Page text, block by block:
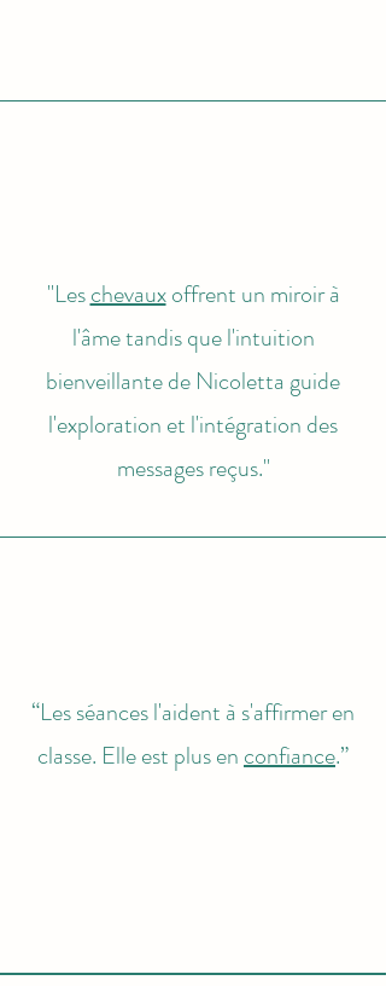
"Leschevauxoffrent un miroir à
l'âme tandis que l'intuition
bienveillante de Nicoletta guide
l'exploration et l'intégration des
messages reçus."
“Les séances l'aident à s'affirmer en
classe. Elle est plus enconfiance.”